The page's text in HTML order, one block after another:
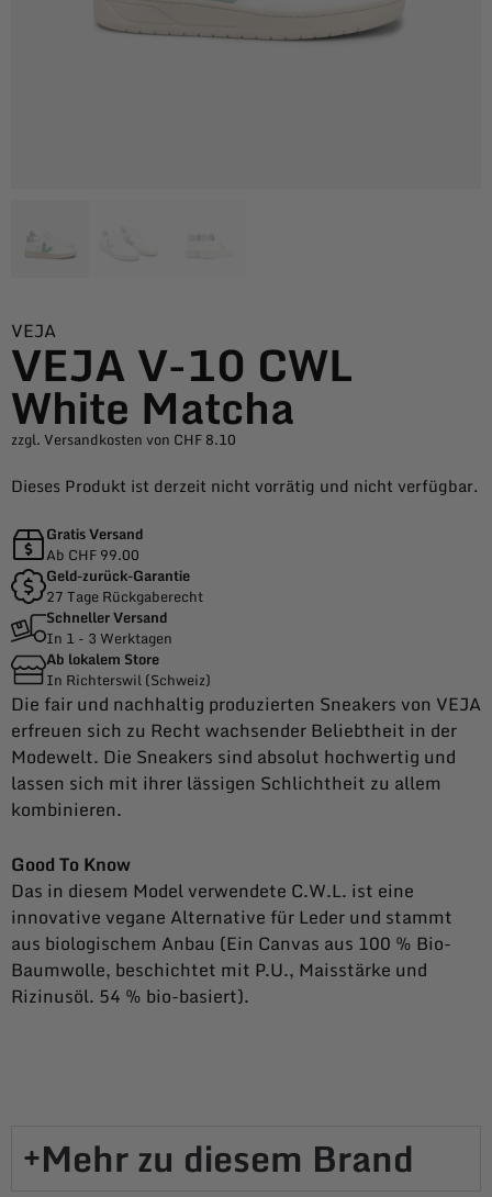
VEJA
VEJA V-10 CWL
White Matcha
zzgl. Versandkosten von CHF 8.10
Dieses Produkt ist derzeit nicht vorrätig und nicht verfügbar.
Gratis Versand
Ab CHF 99.00
Geld-zurück-Garantie
27 Tage Rückgaberecht
Schneller Versand
In 1 - 3 Werktagen
Ab lokalem Store
In Richterswil (Schweiz)
Die fair und nachhaltig produzierten Sneakers von VEJA
erfreuen sich zu Recht wachsender Beliebtheit in der
Modewelt. Die Sneakers sind absolut hochwertig und
lassen sich mit ihrer lässigen Schlichtheit zu allem
kombinieren.
Good To Know
Das in diesem Model verwendete C.W.L. ist eine
innovative vegane Alternative für Leder und stammt
aus biologischem Anbau (Ein Canvas aus 100 % Bio-
Baumwolle, beschichtet mit P.U., Maisstärke und
Rizinusöl. 54 % bio-basiert).
Mehr zu diesem Brand​